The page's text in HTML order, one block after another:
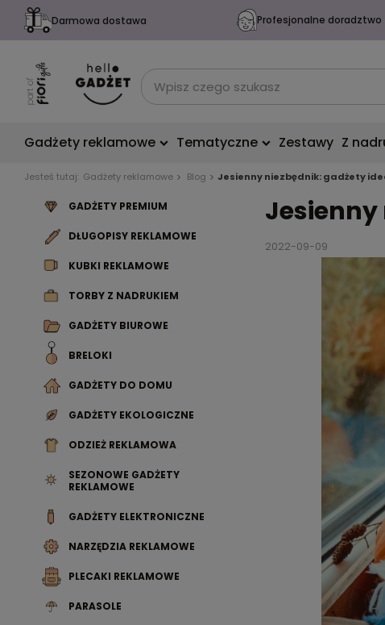
Darmowa dostawa Profesjonalne doradztwo
Gadżety reklamowe Tematyczne Zestawy Z
Jesteś tutaj: Gadżety reklamowe Blog Jesienny niezbędnik: gadżety
GADŻETY PREMIUM
DŁUGOPISY REKLAMOWE
KUBKI REKLAMOWE
TORBY Z NADRUKIEM
GADŻETY BIUROWE
BRELOKI
GADŻETY DO DOMU
GADŻETY EKOLOGICZNE
ODZIEŻ REKLAMOWA
SEZONOWE GADŻETY
REKLAMOWE
GADŻETY ELEKTRONICZNE
NARZĘDZIA REKLAMOWE
PLECAKI REKLAMOWE
PARASOLE
2022-09-09